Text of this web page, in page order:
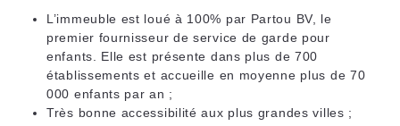
L’immeuble est loué à 100% par Partou BV, le
premier fournisseur de service de garde pour
enfants. Elle est présente dans plus de 700
établissements et accueille en moyenne plus de 70
000 enfants par an ;
Très bonne accessibilité aux plus grandes villes ;